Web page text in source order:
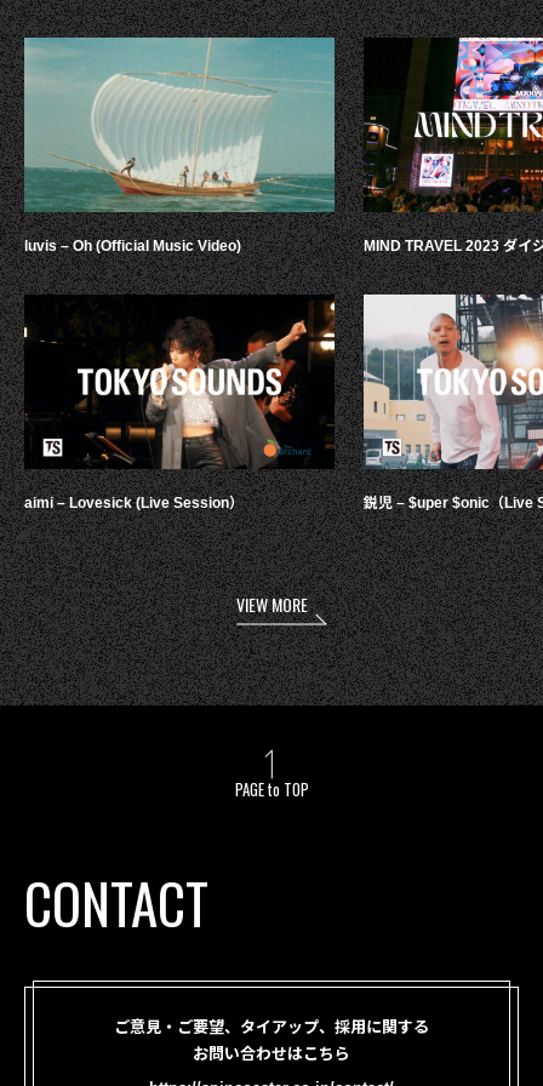
luvis – Oh (Official Music Video)
aimi – Lovesick (Live Session）
MIND TRAVEL 2023 ダイ
鋭児 – $uper $onic（Live
VIEW MORE
PAGE to TOP
CONTACT
ご意見・ご要望、タイアップ、採用に関する
お問い合わせはこちら